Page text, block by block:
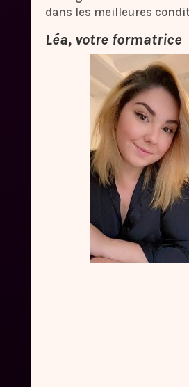
dans les meilleures
Léa, votre formatrice